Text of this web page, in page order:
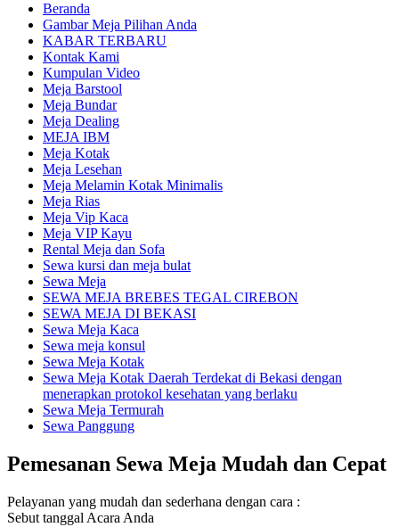
Beranda
Gambar Meja Pilihan Anda
KABAR TERBARU
Kontak Kami
Kumpulan Video
Meja Barstool
Meja Bundar
Meja Dealing
MEJA IBM
Meja Kotak
Meja Lesehan
Meja Melamin Kotak Minimalis
Meja Rias
Meja Vip Kaca
Meja VIP Kayu
Rental Meja dan Sofa
Sewa kursi dan meja bulat
Sewa Meja
SEWA MEJA BREBES TEGAL CIREBON
SEWA MEJA DI BEKASI
Sewa Meja Kaca
Sewa meja konsul
Sewa Meja Kotak
Sewa Meja Kotak Daerah Terdekat di Bekasi dengan
menerapkan protokol kesehatan yang berlaku
Sewa Meja Termurah
Sewa Panggung
Pemesanan Sewa Meja Mudah dan Cepat
Pelayanan yang mudah dan sederhana dengan cara :
Sebut tanggal Acara Anda